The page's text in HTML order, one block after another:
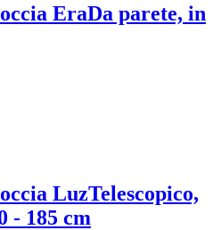
EraDa parete, in
LuzTelescopico,
- 185 cm